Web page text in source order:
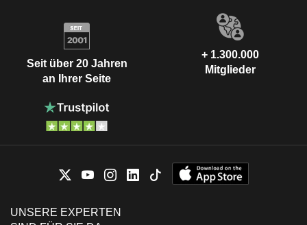
Seit über 20 Jahren
an Ihrer Seite
+ 1.300.000
Mitglieder
UNSERE EXPERTEN